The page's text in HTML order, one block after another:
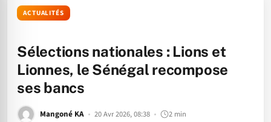
ACTUALITÉS
Sélections nationales : Lions et
Lionnes, le Sénégal recompose
ses bancs
Mangoné KA 20 Avr 2026, 08:38 2 min